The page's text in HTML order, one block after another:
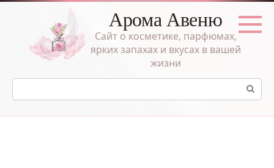
Перейти
Арома Авеню
Сайт о косметике, парфюмах,
ярких запахах и вкусах в вашей
жизни
Поиск: